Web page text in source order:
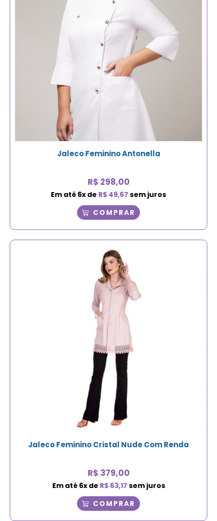
Jaleco Feminino Antonella
R$ 298,00
Em até 6x de R$ 49,67 sem juros
COMPRAR
Jaleco Feminino Cristal Nude Com Renda
R$ 379,00
Em até 6x de R$63,17 sem juros
COMPRAR